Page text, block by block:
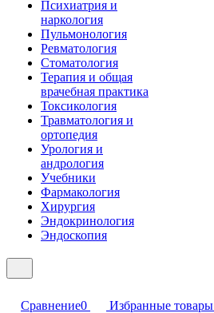
Психиатрия и
наркология
Пульмонология
Ревматология
Стоматология
Терапия и общая
врачебная практика
Токсикология
Травматология и
ортопедия
Урология и
андрология
Учебники
Фармакология
Хирургия
Эндокринология
Эндоскопия
Сравнение0 Избранные товары